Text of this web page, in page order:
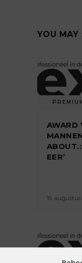
YOU MAY
AWARD
ABOUT.:
EER’
19